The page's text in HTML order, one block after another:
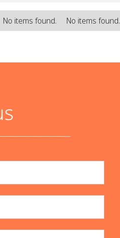
No items found. No items